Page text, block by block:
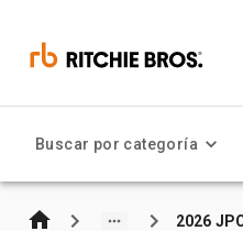
Buscar por categoría
2026